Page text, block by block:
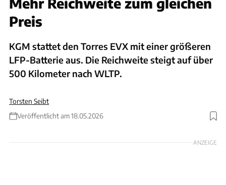
Preis
KGM stattet den Torres EVX mit einer größeren
LFP-Batterie aus. Die Reichweite steigt auf über
500 Kilometer nach WLTP.
Torsten Seibt
Veröffentlicht am 18.05.2026
Foto: KGM
ANZEIGE